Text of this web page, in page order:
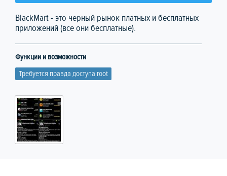
BlackMart - это черный рынок платных и бесплатных
приложений (все они бесплатные).
Функции и возможности
Требуется правда доступа root